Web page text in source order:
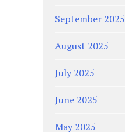
September 2025
August 2025
July 2025
June 2025
May 2025